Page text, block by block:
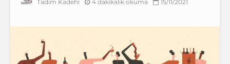
Tadım Kadehi 4 dakikalık okuma 15/11/2021